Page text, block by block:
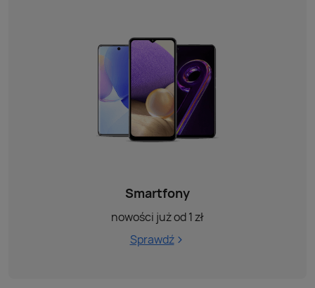
Smartfony
nowości już od 1 zł
Sprawdź